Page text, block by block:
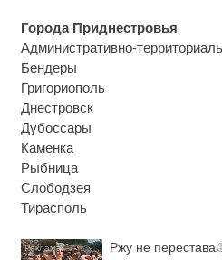
Города Приднестровья
Административно-
Бендеры
Григориополь
Днестровск
Дубоссары
Каменка
Рыбница
Слободзея
Тирасполь
i
Ржу не